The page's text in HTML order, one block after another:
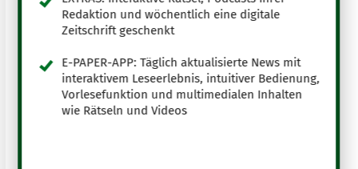
Redaktion und wöchentlich eine digitale
Zeitschrift geschenkt
E-PAPER-APP: Täglich aktualisierte News mit
interaktivem Leseerlebnis, intuitiver Bedienung,
Vorlesefunktion und multimedialen Inhalten
wie Rätseln und Videos